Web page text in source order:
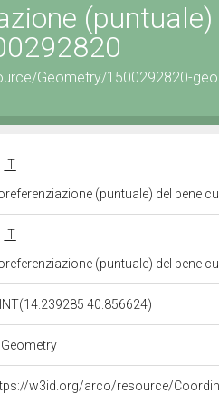
Geometry/1500292820-
IT
(puntuale) del bene
IT
(puntuale) del bene
40.856624)
w3id.org/arco/resource/